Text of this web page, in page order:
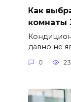
Как
комнаты
давно не
0 23